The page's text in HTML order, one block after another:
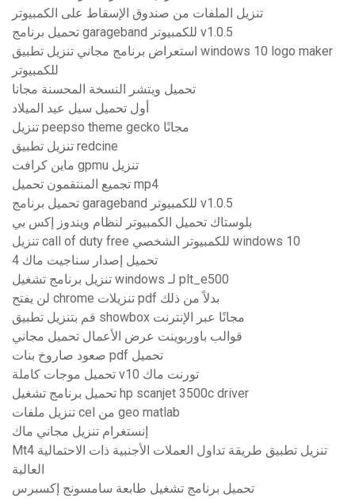
تنزيل الملفات من صندوق الإسقاط على الكمبيوتر
تحميل برنامج garageband للكمبيوتر v1.0.5
استعراض برنامج مجاني تنزيل تطبيق windows 10 logo maker
للكمبيوتر
تحميل ويتشر النسخة المحسنة مجانا
أول تحميل سيل عيد الميلاد
تنزيل peepso theme gecko مجانًا
تنزيل تطبيق redcine
ماين كرافت gpmu تنزيل
تجميع المنتقمون تحميل mp4
تحميل برنامج garageband للكمبيوتر v1.0.5
بلوستاك تحميل الكمبيوتر لنظام ويندوز إكس بي
تنزيل call of duty free للكمبيوتر الشخصي windows 10
تحميل إصدار سناجيت ماك 4
تنزيل برنامج تشغيل windows لـ plt_e500
لن يفتح chrome تنزيلات pdf بدلاً من ذلك
قم بتنزيل تطبيق showbox مجانًا عبر الإنترنت
قوالب باوربوينت عرض الأعمال تحميل مجاني
صعود صاروخ بنات pdf تحميل
تحميل موجات كاملة v10 تورنت ماك
تحميل برنامج تشغيل hp scanjet 3500c driver
تنزيل ملفات cel من geo matlab
إنستغرام تنزيل مجاني ماك
Mt4 تنزيل تطبيق طريقة تداول العملات الأجنبية ذات الاحتمالية
العالية
تحميل برنامج تشغيل طابعة سامسونج إكسبرس